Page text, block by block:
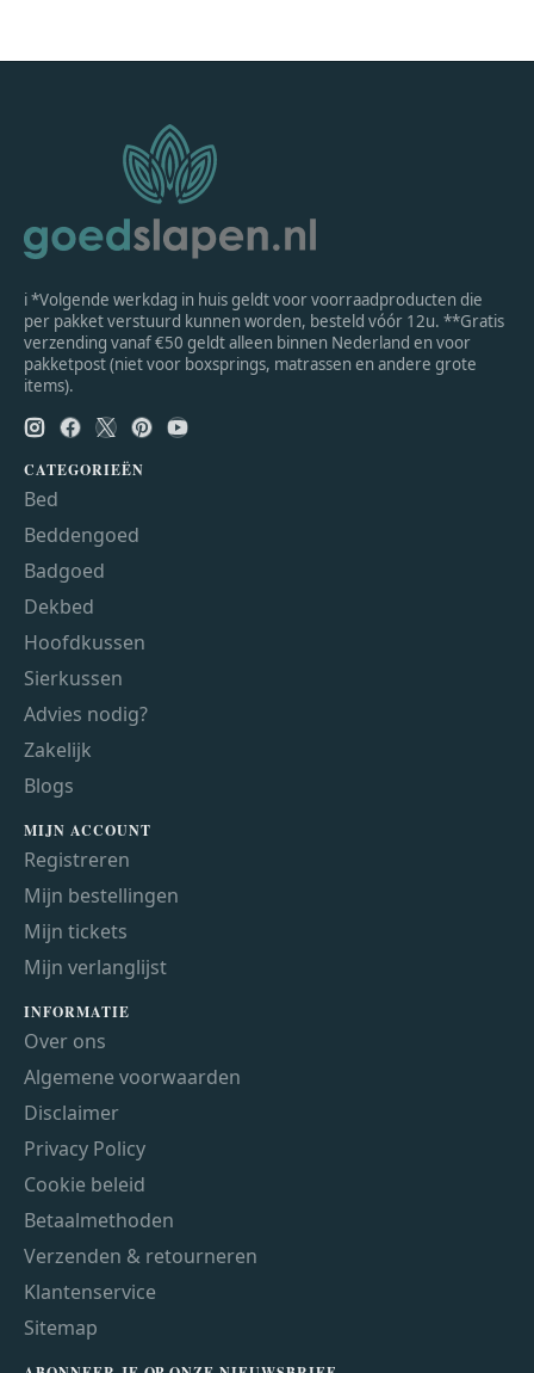
ℹ *Volgende werkdag in huis geldt voor voorraadproducten die
per pakket verstuurd kunnen worden, besteld vóór 12u. **Gratis
verzending vanaf €50 geldt alleen binnen Nederland en voor
pakketpost (niet voor boxsprings, matrassen en andere grote
items).
CATEGORIEËN
Bed
Beddengoed
Badgoed
Dekbed
Hoofdkussen
Sierkussen
Advies nodig?
Zakelijk
Blogs
MIJN ACCOUNT
Registreren
Mijn bestellingen
Mijn tickets
Mijn verlanglijst
INFORMATIE
Over ons
Algemene voorwaarden
Disclaimer
Privacy Policy
Cookie beleid
Betaalmethoden
Verzenden & retourneren
Klantenservice
Sitemap